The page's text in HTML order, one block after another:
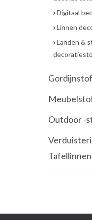
Digitaal
Linnen
Landen &
Outdoor -
Tafellinnen